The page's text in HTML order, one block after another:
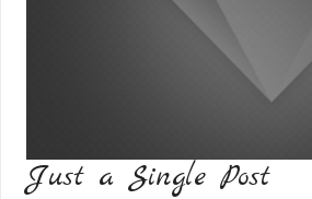
Just a Single Post